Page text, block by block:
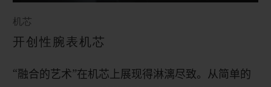
机芯
开创性腕表机芯
“融合的艺术”在机芯上展现得淋漓尽致。从简单的